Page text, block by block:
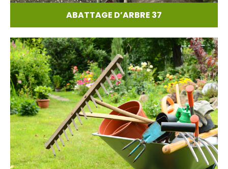
ABATTAGE D’ARBRE 37